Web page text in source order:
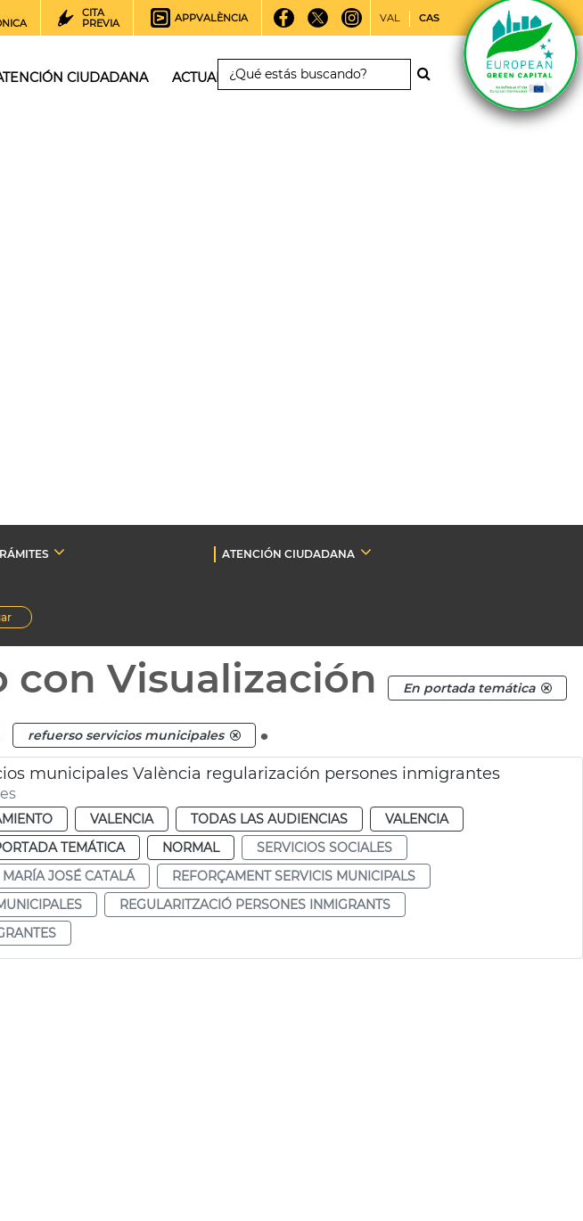
CITA
PREVIA
APPVALÈNCIA VAL CAS
CIUDADANA ACTUALIDAD
ATENCIÓN CIUDADANA
con Visualización En portada temática
refuerso servicios municipales .
municipales València regularización persones inmigrantes
VALENCIA TODAS LAS AUDIENCIAS
VALENCIA
TEMÁTICA NORMAL
SERVICIOS SOCIALES
MARÍA JOSÉ CATALÁ
REFORÇAMENT SERVICIS MUNICIPALS
REGULARITZACIÓ PERSONES INMIGRANTS